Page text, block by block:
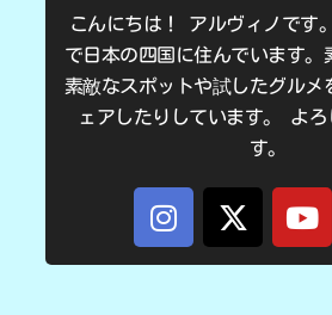
こんにちは！ アルヴィノです
で日本の四国に住んでいます。
素敵なスポットや試したグルメ
ェアしたりしています。 よ
す。